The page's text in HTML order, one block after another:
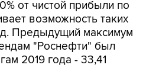
от чистой прибыли по
возможность таких
Предыдущий максимум
"Роснефти" был
2019 года - 33,41